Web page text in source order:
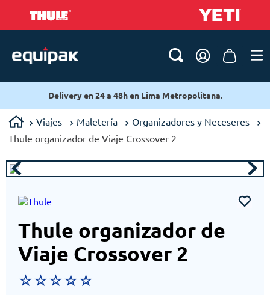
Delivery en 24 a 48h en Lima Metropolitana.
Viajes Maletería
Organizadores y Neceseres
Thule organizador de Viaje Crossover 2
Thule organizador de
Viaje Crossover 2
☆☆☆☆☆